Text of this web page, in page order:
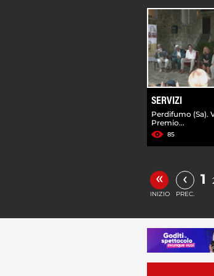
SERVIZI
Perdifumo (Sa).
Premio...
85
«
INIZIO
‹
PREC.
1